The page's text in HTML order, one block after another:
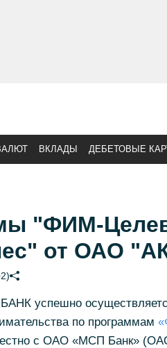
ВКЛАДЫ ДЕБЕТОВЫЕ
"ФИМ-
от ОАО
успешно
по программам
с ОАО «МСП Банк»